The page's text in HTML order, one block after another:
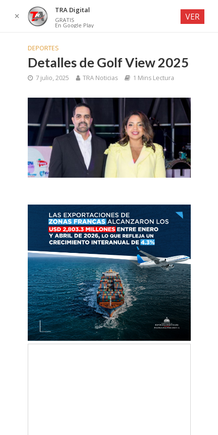
DEPORTES
Detalles de Golf View 2025
7 julio, 2025 TRA Noticias 1 Mins Lectura
✕
TRA Digital
GRATIS
En Google Play
VER